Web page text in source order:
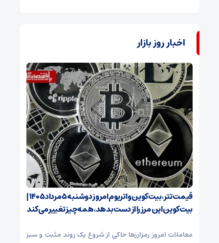
اخبار روز بازار
قیمت تتر، بیت‌کوین و اتریوم امروز دوشنبه ۵ مرداد ۱۴۰۵ |
بیت‌کوین این مرز را از دست بدهد، همه‌چیز تغییر می‌کند
معاملات امروز رمزارز‌ها حاکی از شروع یک روند مثبت و سبز